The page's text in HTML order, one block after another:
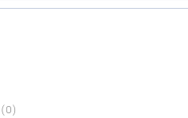
(0)